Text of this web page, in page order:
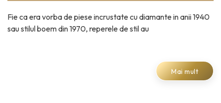
Fie ca era vorba de piese incrustate cu diamante in anii 1940
sau stilul boem din 1970, reperele de stil au
Mai mult